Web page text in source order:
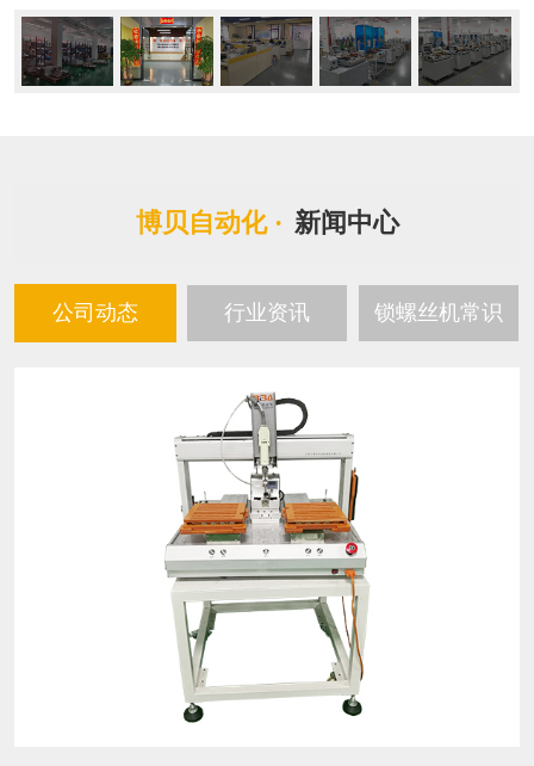
博贝自动化 · 新闻中心
公司动态 行业资讯 锁螺丝机常识